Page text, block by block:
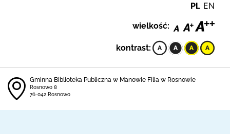
PL EN
wielkość:
kontrast:
Gminna Biblioteka Publiczna w Manowie Filia w Rosnowie
Rosnowo 8
76-042 Rosnowo